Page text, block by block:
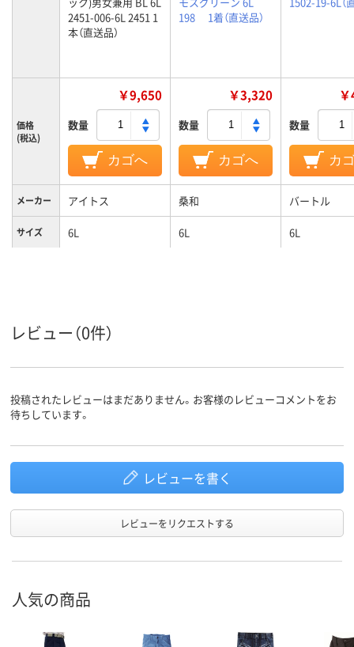
2451-006-6L 2451 1
本（直送品）
198 1着（直送品）
価格
(税込)
￥9,650
数量
カゴへ
￥3,320
数量
カゴへ
数量
カ
メーカー アイトス 桑和 バートル
サイズ 6L 6L 6L
レビュー（0件）
投稿されたレビューはまだありません。お客様のレビューコメントをお
待ちしています。
レビューを書く
レビューをリクエストする
人気の商品